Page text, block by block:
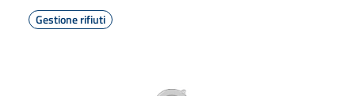
Gestione rifiuti